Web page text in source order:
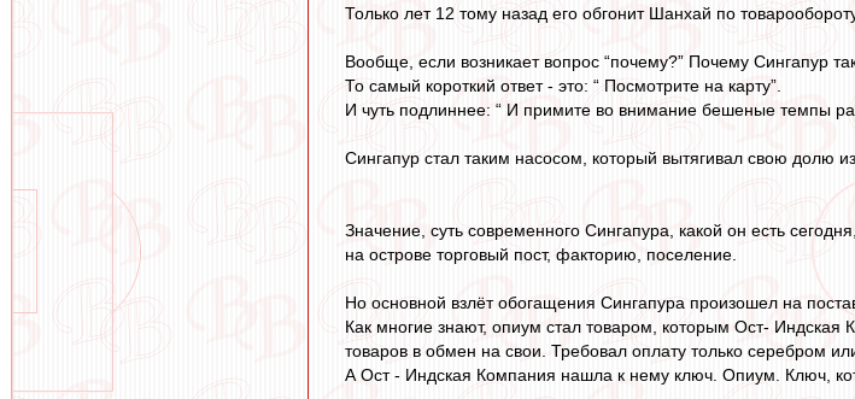
Только лет 12 тому назад его обгонит Шанхай по
Вообще, если возникает вопрос “почему?” Почему Сингапур
То самый короткий ответ - это: “ Посмотрите на карту”.
И чуть подлиннее: “ И примите во внимание бешеные темпы
Сингапур стал таким насосом, который вытягивал свою долю
Значение, суть современного Сингапура, какой он есть
на острове торговый пост, факторию, поселение.
Но основной взлёт обогащения Сингапура произошел на
Как многие знают, опиум стал товаром, которым Ост- Индская
товаров в обмен на свои. Требовал оплату только серебром
А Ост - Индская Компания нашла к нему ключ. Опиум. Ключ,